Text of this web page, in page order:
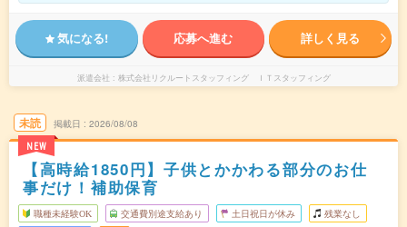
気になる! 応募へ進む 詳しく見る
派遣会社 株式会社リクルートスタッフィング ＩＴスタッフィング
未読
NEW
掲載日 2026/08/08
【高時給1850円】子供とかかわる部分のお仕
事だけ！補助保育
職種未経験OK 交通費別途支給あり 土日祝日が休み 残業なし